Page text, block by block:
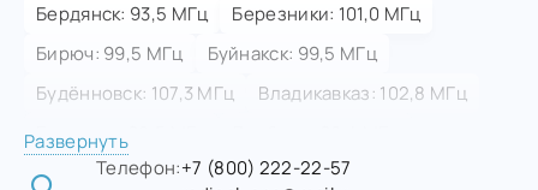
Бердянск: 93,5 МГц
Березники: 101,0 МГц
Бирюч: 99,5 МГц
Буйнакск: 99,5 МГц
Будённовск: 107,3 МГц
Владикавказ: 102,8 МГц
Геническ: 98,5 МГц
Донецк: 106,0 МГц
Вышний Волочёк: 89,2 МГц
Развернуть
Телефон:+7 (800) 222-22-57